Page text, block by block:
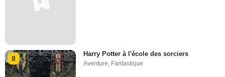
8
Harry Potter à l'école des sorciers
Aventure, Fantastique